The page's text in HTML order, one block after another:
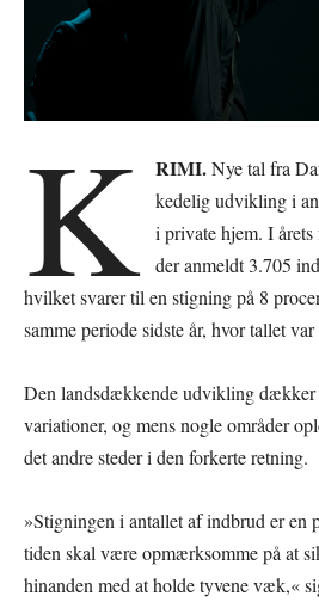
K RIMI.Nye tal fra
kedelig udvikling i
i private hjem. I
der anmeldt 3.705
hvilket svarer til en stigning på 8
samme periode sidste år, hvor tallet
Den landsdækkende udvikling dækker
variationer, og mens nogle områder
det andre steder i den forkerte retning.
»Stigningen i antallet af indbrud er en
tiden skal være opmærksomme på at
hinanden med at holde tyvene væk,«